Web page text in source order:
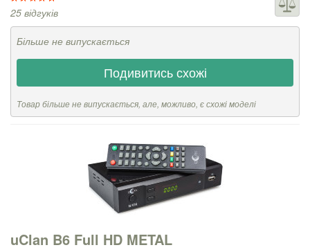
25 відгуків
Більше не випускається
Подивитись схожі
Товар більше не випускається, але, можливо, є схожі моделі
uClan B6 Full HD METAL